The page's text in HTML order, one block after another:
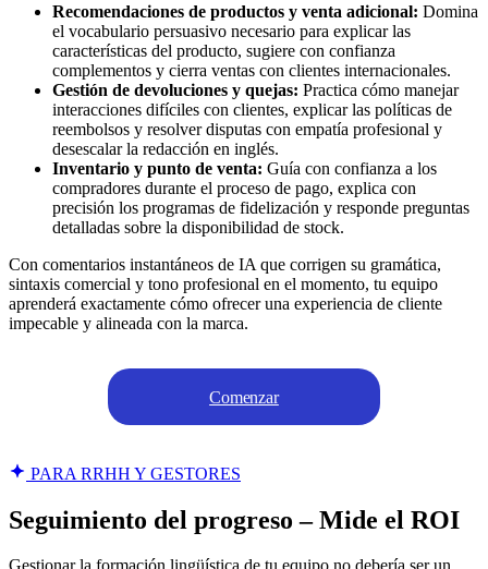
Recomendaciones de productos y venta adicional: Domina
el vocabulario persuasivo necesario para explicar las
características del producto, sugiere con confianza
complementos y cierra ventas con clientes internacionales.
Gestión de devoluciones y quejas: Practica cómo manejar
interacciones difíciles con clientes, explicar las políticas de
reembolsos y resolver disputas con empatía profesional y
desescalar la redacción en inglés.
Inventario y punto de venta: Guía con confianza a los
compradores durante el proceso de pago, explica con
precisión los programas de fidelización y responde preguntas
detalladas sobre la disponibilidad de stock.
Con comentarios instantáneos de IA que corrigen su gramática,
sintaxis comercial y tono profesional en el momento, tu equipo
aprenderá exactamente cómo ofrecer una experiencia de cliente
impecable y alineada con la marca.
Comenzar
PARA RRHH Y GESTORES
Seguimiento del progreso – Mide el ROI